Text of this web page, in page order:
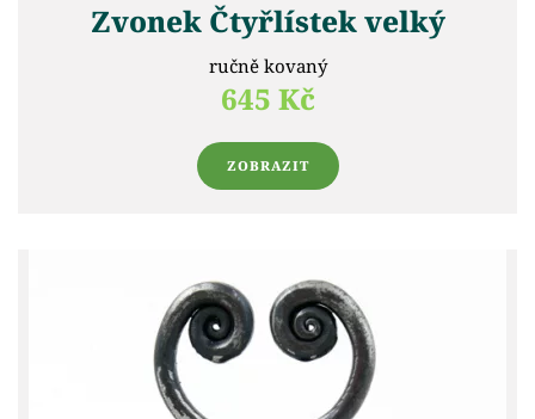
Zvonek Čtyřlístek velký
ručně kovaný
645 Kč
ZOBRAZIT